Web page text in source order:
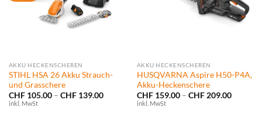
AKKU HECKENSCHEREN
STIHL HSA 26 Akku Strauch-
und Grasschere
CHF105.00 – CHF139.00Preisspanne:
CHF 105.00
inkl. MwSt
AKKU HECKENSCHEREN
HUSQVARNA Aspire H50-P4A,
Akku-Heckenschere
CHF159.00 – CHF209.00
inkl. MwSt